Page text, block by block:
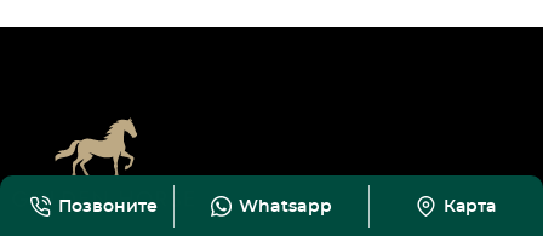
Позвоните Whatsapp Карта